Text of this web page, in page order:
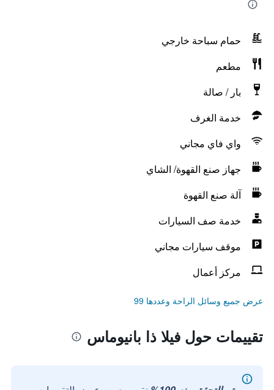
حمام سباحة خارجي
مطعم
بار / صالة
خدمة الغرف
واي فاي مجاني
جهاز صنع القهوة/ الشاي
آلة صنع القهوة
خدمة صف السيارات
موقف سيارات مجاني
مركز أعمال
عرض جميع وسائل الراحة وعددها 99
تقييمات حول فيلا ذا بانيوماس